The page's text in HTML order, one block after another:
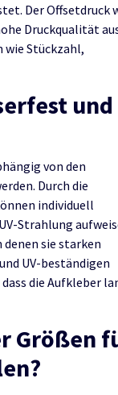
Der Offsetdruck
Druckqualität
wie Stückzahl,
und
von den
Durch die
individuell
Strahlung
denen sie starken
UV-beständigen
die Aufkleber
Größen